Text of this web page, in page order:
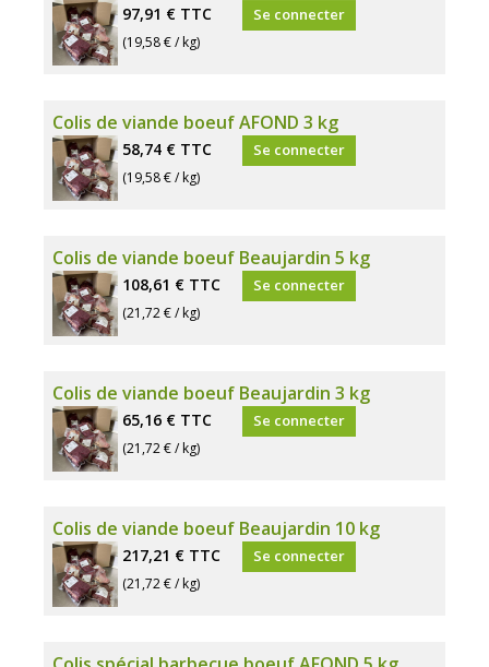
97,91 € TTC
(19,58 € / kg)
Se connecter
Colis de viande boeuf AFOND 3 kg
58,74 € TTC
(19,58 € / kg)
Se connecter
Colis de viande boeuf Beaujardin 5 kg
108,61 € TTC
(21,72 € / kg)
Se connecter
Colis de viande boeuf Beaujardin 3 kg
65,16 € TTC
(21,72 € / kg)
Se connecter
Colis de viande boeuf Beaujardin 10 kg
217,21 € TTC
(21,72 € / kg)
Se connecter